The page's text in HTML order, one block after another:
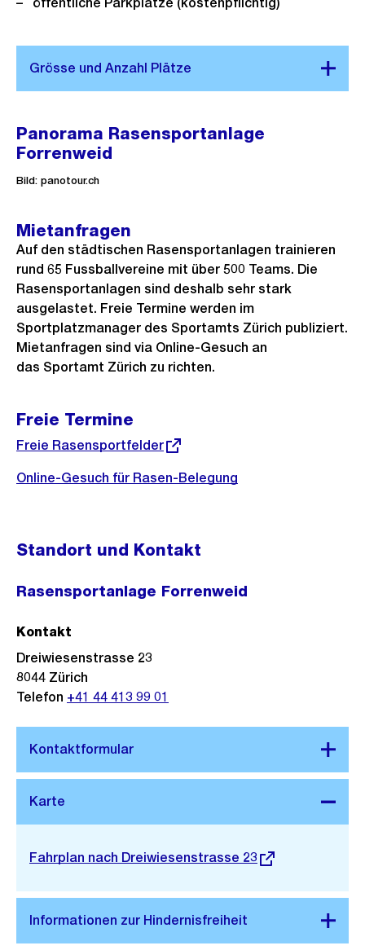
Panorama Rasensportanlage
Forrenweid
Bild: panotour.ch
Mietanfragen
Auf den städtischen Rasensportanlagen trainieren
rund 65 Fussballvereine mit über 500 Teams. Die
Rasensportanlagen sind deshalb sehr stark
ausgelastet. Freie Termine werden im
Sportplatzmanager des Sportamts Zürich publiziert.
Mietanfragen sind via Online-Gesuch an
das Sportamt Zürich zu richten.
Freie Termine
Externer
Freie Rasensportfelder
Online-Gesuch für Rasen-Belegung
Standort und Kontakt
Rasensportanlage Forrenweid
Stadtplan 3D
Externer
Fahrplan nach Dreiwiesenstrasse 23
Kontakt
Dreiwiesenstrasse 23
8044 Zürich
Telefon +41 44 413 99 01